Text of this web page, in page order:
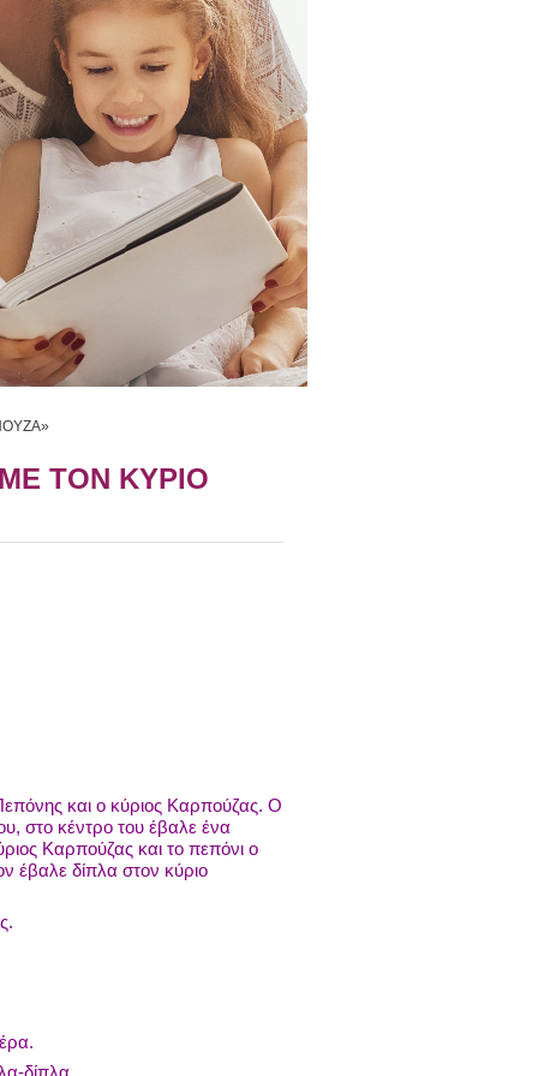
ΤΟΝ ΚΥΡΙΟ
και ο κύριος Καρπούζας. Ο
στο κέντρο του έβαλε ένα
Καρπούζας και το πεπόνι ο
έβαλε δίπλα στον κύριο
δίπλα.